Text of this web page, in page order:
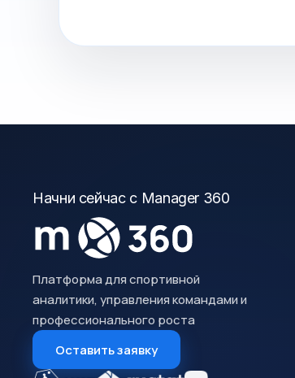
Начни сейчас с Manager 360
Платформа для спортивной
аналитики, управления командами и
профессионального роста
Оставить заявку